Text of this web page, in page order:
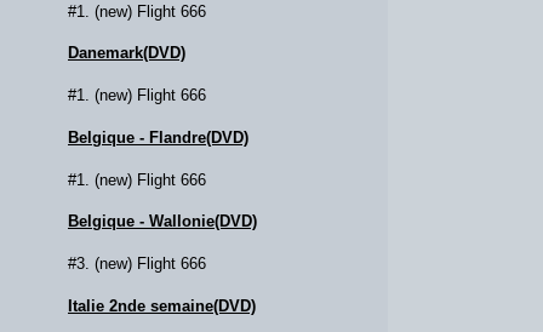
#1. (new) Flight 666
Danemark(DVD)
#1. (new) Flight 666
Belgique - Flandre(DVD)
#1. (new) Flight 666
Belgique - Wallonie(DVD)
#3. (new) Flight 666
Italie 2nde semaine(DVD)